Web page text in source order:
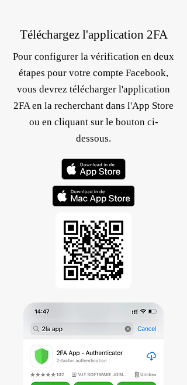
Téléchargez l'application 2FA
Pour configurer la vérification en deux
étapes pour votre compte Facebook,
vous devrez télécharger l'application
2FA en la recherchant dans l'App Store
ou en cliquant sur le bouton ci-
dessous.